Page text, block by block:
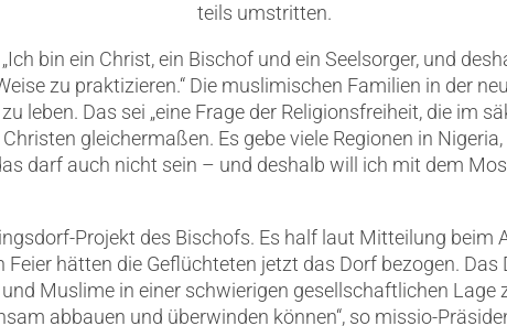
teils umstritten.
bin ein Christ, ein Bischof und ein Seelsorger, und
zu praktizieren.“ Die muslimischen Familien in der
leben. Das sei „eine Frage der Religionsfreiheit, die im
gleichermaßen. Es gebe viele Regionen in
darf auch nicht sein – und deshalb will ich mit dem
Projekt des Bischofs. Es half laut Mitteilung beim
hätten die Geflüchteten jetzt das Dorf bezogen.
Muslime in einer schwierigen gesellschaftlichen Lage
abbauen und überwinden können“, so missio-